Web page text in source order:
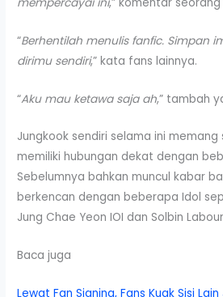
“Berhentilah menulis fanfic. Simpan
dirimu sendiri,” kata fans lainnya.
“Aku mau ketawa saja ah,” tambah
Jungkook sendiri selama ini memang
memiliki hubungan dekat dengan
Sebelumnya bahkan muncul kabar
berkencan dengan beberapa Idol
Jung Chae Yeon IOI dan Solbin
Baca juga
Lewat Fan Signing, Fans Kuak Sisi Lain